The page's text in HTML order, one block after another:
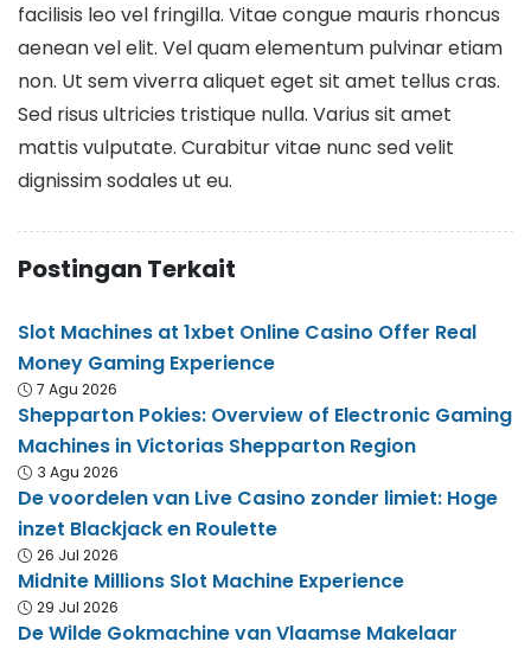
facilisis leo vel fringilla. Vitae congue mauris rhoncus
aenean vel elit. Vel quam elementum pulvinar etiam
non. Ut sem viverra aliquet eget sit amet tellus cras.
Sed risus ultricies tristique nulla. Varius sit amet
mattis vulputate. Curabitur vitae nunc sed velit
dignissim sodales ut eu.
Postingan Terkait
Slot Machines at 1xbet Online Casino Offer Real
Money Gaming Experience
7 Agu 2026
Shepparton Pokies: Overview of Electronic Gaming
Machines in Victorias Shepparton Region
3 Agu 2026
De voordelen van Live Casino zonder limiet: Hoge
inzet Blackjack en Roulette
26 Jul 2026
Midnite Millions Slot Machine Experience
29 Jul 2026
De Wilde Gokmachine van Vlaamse Makelaar